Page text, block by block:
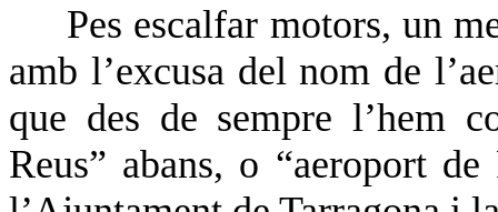
Pes escalfar motors, un
amb l’excusa del nom de
que des de sempre l’hem
Reus” abans, o “aeroport